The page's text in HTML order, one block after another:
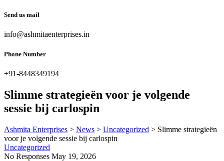
Send us mail
info@ashmitaenterprises.in
Phone Number
+91-8448349194
Slimme strategieën voor je volgende
sessie bij carlospin
Ashmita Enterprises > News > Uncategorized > Slimme strategieën
voor je volgende sessie bij carlospin
Uncategorized
No Responses May 19, 2026